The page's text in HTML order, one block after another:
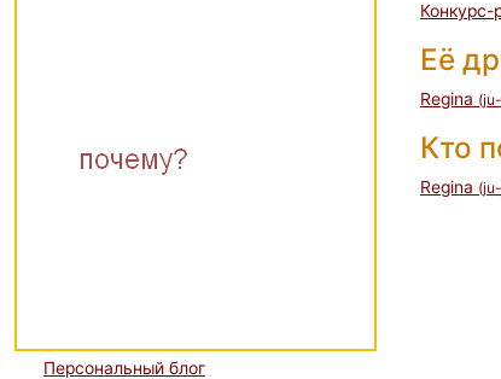
Персональный блог
Конкурс-
Её
Regina
Кто
Regina